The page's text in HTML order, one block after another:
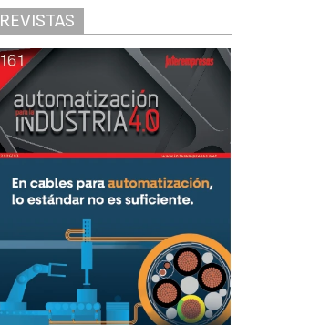
REVISTAS